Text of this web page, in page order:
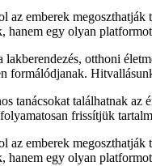
emberek
egy olyan
otthoni
formálódjanak.
tanácsokat találhatnak
frissítjük
emberek
egy olyan